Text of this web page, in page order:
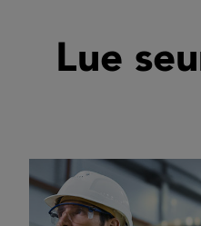
Lue